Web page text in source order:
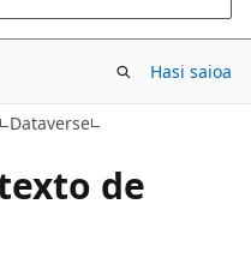
Hasi saioa
Dataverse
de